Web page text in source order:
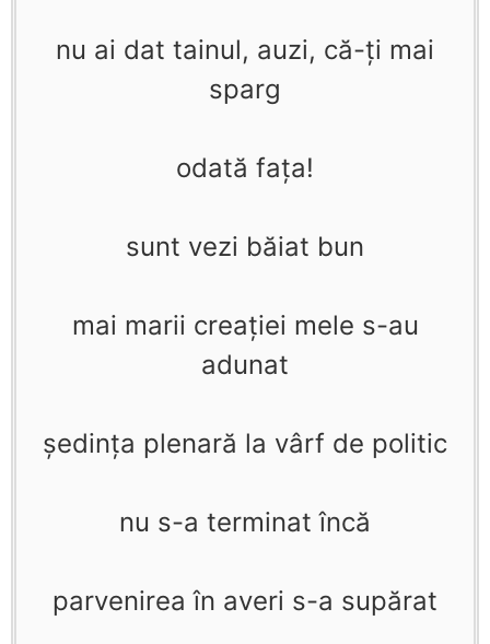
nu ai dat tainul, auzi, că-ţi mai
sparg
odată faţa!
sunt vezi băiat bun
mai marii creaţiei mele s-au
adunat
şedinţa plenară la vârf de politic
nu s-a terminat încă
parvenirea în averi s-a supărat